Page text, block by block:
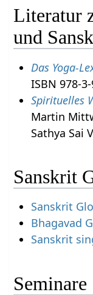
Literatur
und
Das Yoga-
ISBN 978-
Spirituelles
Martin
Sathya Sai
Sanskrit
Sanskrit
Bhagavad
Sanskrit
Seminare